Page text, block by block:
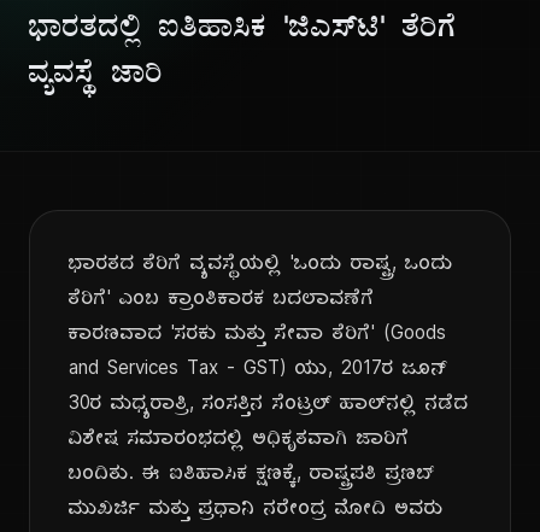
ಭಾರತದಲ್ಲಿ ಐತಿಹಾಸಿಕ 'ಜಿಎಸ್‌ಟಿ' ತೆರಿಗೆ
ವ್ಯವಸ್ಥೆ ಜಾರಿ
ಭಾರತದ ತೆರಿಗೆ ವ್ಯವಸ್ಥೆಯಲ್ಲಿ 'ಒಂದು ರಾಷ್ಟ್ರ, ಒಂದು
ತೆರಿಗೆ' ಎಂಬ ಕ್ರಾಂತಿಕಾರಕ ಬದಲಾವಣೆಗೆ
ಕಾರಣವಾದ 'ಸರಕು ಮತ್ತು ಸೇವಾ ತೆರಿಗೆ' (Goods
and Services Tax - GST) ಯು, 2017ರ ಜೂನ್
30ರ ಮಧ್ಯರಾತ್ರಿ, ಸಂಸತ್ತಿನ ಸೆಂಟ್ರಲ್ ಹಾಲ್‌ನಲ್ಲಿ ನಡೆದ
ವಿಶೇಷ ಸಮಾರಂಭದಲ್ಲಿ ಅಧಿಕೃತವಾಗಿ ಜಾರಿಗೆ
ಬಂದಿತು. ಈ ಐತಿಹಾಸಿಕ ಕ್ಷಣಕ್ಕೆ, ರಾಷ್ಟ್ರಪತಿ ಪ್ರಣಬ್
ಮುಖರ್ಜಿ ಮತ್ತು ಪ್ರಧಾನಿ ನರೇಂದ್ರ ಮೋದಿ ಅವರು